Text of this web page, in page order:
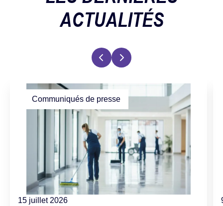
ACTUALITÉS
Communiqués de presse
15 juillet 2026